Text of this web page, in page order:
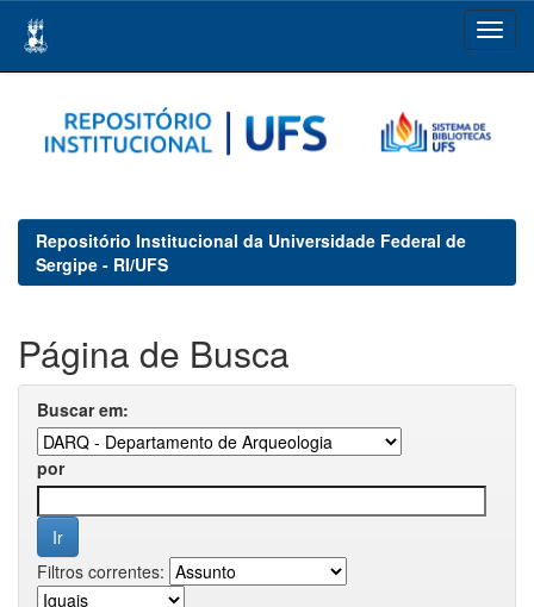
navigation
Repositório Institucional da Universidade Federal de
Sergipe - RI/UFS
Página de Busca
Buscar em:
por
Filtros correntes: